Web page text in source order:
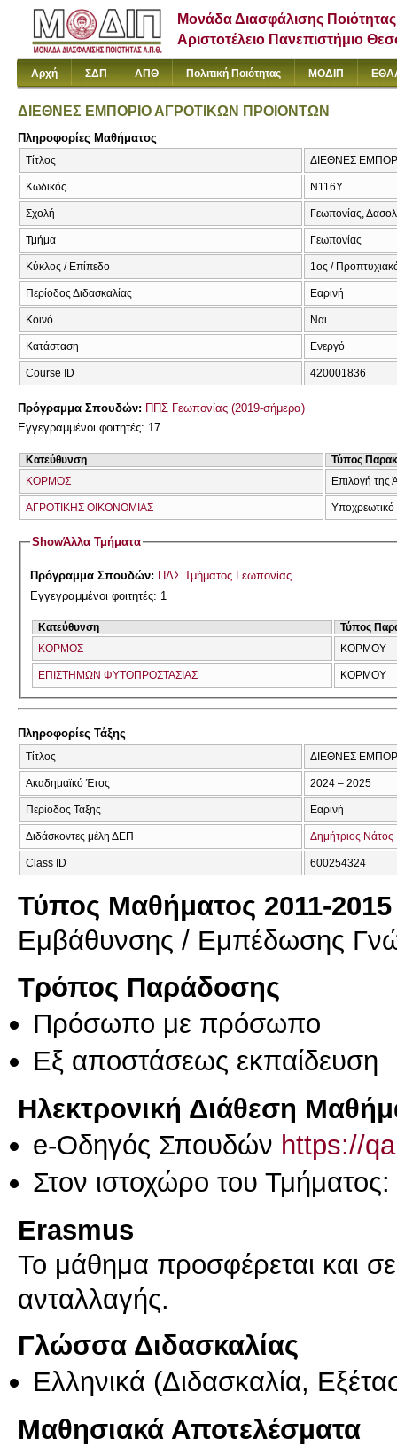
Μονάδα Διασφάλισης Ποιότητας
Αριστοτέλειο Πανεπιστήμιο
Αρχή ΣΔΠ ΑΠΘ Πολιτική Ποιότητας ΜΟΔΙΠ
ΔΙΕΘΝΕΣ ΕΜΠΟΡΙΟ ΑΓΡΟΤΙΚΩΝ ΠΡΟΙΟΝΤΩΝ
Πληροφορίες Μαθήματος
Τίτλος ΔΙΕΘΝΕΣ
Κωδικός Ν116Υ
Σχολή Γεωπονίας,
Τμήμα Γεωπονίας
Κύκλος / Επίπεδο 1ος /
Περίοδος Διδασκαλίας Εαρινή
Κοινό Ναι
Κατάσταση Ενεργό
Course ID 420001836
Πρόγραμμα Σπουδών: ΠΠΣ Γεωπονίας (2019-σήμερα)
Εγγεγραμμένοι φοιτητές: 17
Κατεύθυνση
Τύπος
ΚΟΡΜΟΣ
Επιλογή της
ΑΓΡΟΤΙΚΗΣ ΟΙΚΟΝΟΜΙΑΣ
ShowΆλλα Τμήματα
Πρόγραμμα Σπουδών: ΠΔΣ Τμήματος Γεωπονίας
Εγγεγραμμένοι φοιτητές: 1
Κατεύθυνση
Τύπος
ΚΟΡΜΟΣ
ΚΟΡΜΟΥ
ΕΠΙΣΤΗΜΩΝ ΦΥΤΟΠΡΟΣΤΑΣΙΑΣ ΚΟΡΜΟΥ
Πληροφορίες Τάξης
Τίτλος ΔΙΕΘΝΕΣ
Ακαδημαϊκό Έτος 2024 – 2025
Περίοδος Τάξης Εαρινή
Διδάσκοντες μέλη ΔΕΠ Δημήτριος Νάτος
Class ID 600254324
Τύπος Μαθήματος 2011-2015
Εμβάθυνσης / Εμπέδωσης
Τρόπος Παράδοσης
Πρόσωπο με πρόσωπο
Eξ απoστάσεως εκπαίδευση
Ηλεκτρονική Διάθεση
e-Οδηγός Σπουδών https://
Στον ιστοχώρο του Τμήματος:
Erasmus
Το μάθημα προσφέρεται και
ανταλλαγής.
Γλώσσα Διδασκαλίας
Ελληνικά (Διδασκαλία,
Μαθησιακά Αποτελέσματα